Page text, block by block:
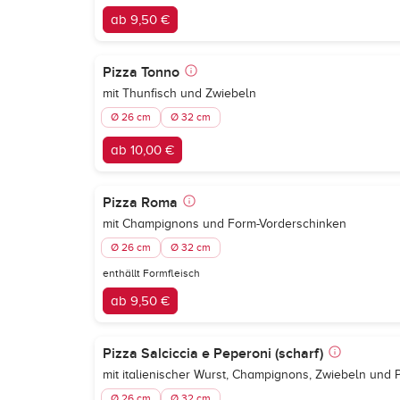
ab 9,50 €
Pizza Tonno
mit Thunfisch und Zwiebeln
Ø 26 cm Ø 32 cm
ab 10,00 €
Pizza Roma
mit Champignons und Form-Vorderschinken
Ø 26 cm Ø 32 cm
enthällt Formfleisch
ab 9,50 €
Pizza Salciccia e Peperoni (scharf)
mit italienischer Wurst, Champignons, Zwiebeln und